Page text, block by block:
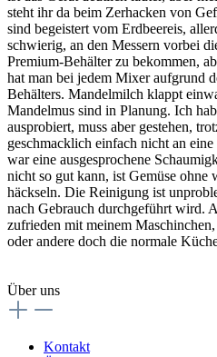
steht ihr da beim Zerhacken von
sind begeistert vom Erdbeereis,
schwierig, an den Messern vorbei
Premium-Behälter zu bekommen,
hat man bei jedem Mixer aufgrund
Behälters. Mandelmilch klappt
Mandelmus sind in Planung. Ich
ausprobiert, muss aber gestehen,
geschmacklich einfach nicht an
war eine ausgesprochene
nicht so gut kann, ist Gemüse ohne
häckseln. Die Reinigung ist
nach Gebrauch durchgeführt wird.
zufrieden mit meinem
oder andere doch die normale
Über uns
Kontakt